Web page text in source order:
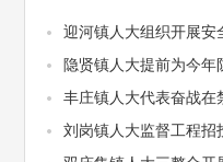
迎河镇人大组织开展安
隐贤镇人大提前为今年
丰庄镇人大代表奋战在
刘岗镇人大监督工程招